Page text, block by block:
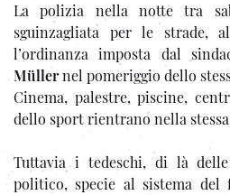
La polizia nella notte tra
sguinzagliata per le strade,
l’ordinanza imposta dal
Müllernel pomeriggio dello
Cinema, palestre, piscine,
dello sport rientrano nella
Tuttavia i tedeschi, di là
politico, specie al sistema del